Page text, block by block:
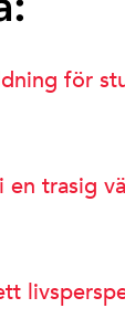
för
en trasig